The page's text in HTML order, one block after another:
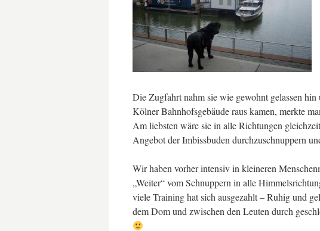
Die Zugfahrt nahm sie wie gewohnt gelassen
Kölner Bahnhofsgebäude raus kamen, merkte
Am liebsten wäre sie in alle Richtungen
Angebot der Imbissbuden durchzuschnuppern
Wir haben vorher intensiv in kleineren
„Weiter“ vom Schnuppern in alle
viele Training hat sich ausgezahlt – Ruhig und
dem Dom und zwischen den Leuten durch